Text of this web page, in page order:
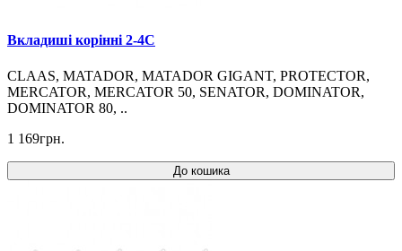
Вкладиші корінні 2-4C
CLAAS, MATADOR, MATADOR GIGANT, PROTECTOR,
MERCATOR, MERCATOR 50, SENATOR, DOMINATOR,
DOMINATOR 80, ..
1 169грн.
До кошика